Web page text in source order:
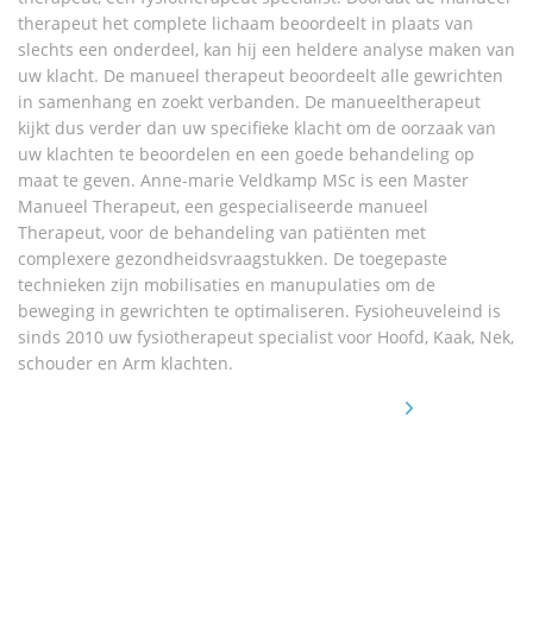
therapeut het complete lichaam beoordeelt in plaats van
slechts een onderdeel, kan hij een heldere analyse maken van
uw klacht. De manueel therapeut beoordeelt alle gewrichten
in samenhang en zoekt verbanden. De manueeltherapeut
kijkt dus verder dan uw specifieke klacht om de oorzaak van
uw klachten te beoordelen en een goede behandeling op
maat te geven. Anne-marie Veldkamp MSc is een Master
Manueel Therapeut, een gespecialiseerde manueel
Therapeut, voor de behandeling van patiënten met
complexere gezondheidsvraagstukken. De toegepaste
technieken zijn mobilisaties en manupulaties om de
beweging in gewrichten te optimaliseren. Fysioheuveleind is
sinds 2010 uw fysiotherapeut specialist voor Hoofd, Kaak, Nek,
schouder en Arm klachten.